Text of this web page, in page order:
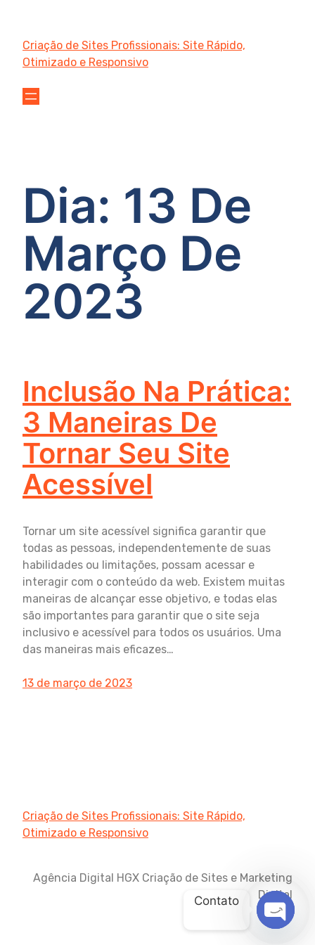
Criação de Sites Profissionais: Site Rápido,
Otimizado e Responsivo
Dia: 13 De
Março De
2023
Inclusão Na Prática:
3 Maneiras De
Tornar Seu Site
Acessível
Tornar um site acessível significa garantir que
todas as pessoas, independentemente de suas
habilidades ou limitações, possam acessar e
interagir com o conteúdo da web. Existem muitas
maneiras de alcançar esse objetivo, e todas elas
são importantes para garantir que o site seja
inclusivo e acessível para todos os usuários. Uma
das maneiras mais eficazes…
13 de março de 2023
Criação de Sites Profissionais: Site Rápido,
Otimizado e Responsivo
Agência Digital HGX Criação de Sites e Marketing
Digital
Contato